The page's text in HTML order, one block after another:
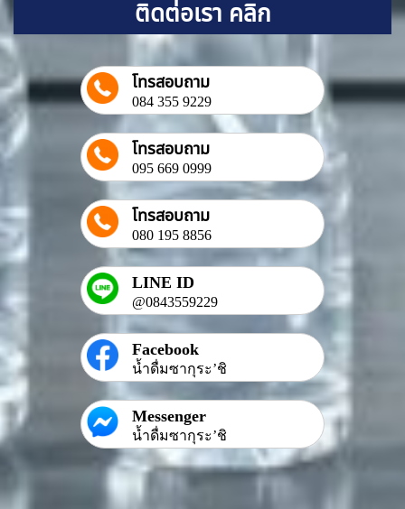
ติดต่อเรา คลิก
โทรสอบถาม
084 355 9229
โทรสอบถาม
095 669 0999
โทรสอบถาม
080 195 8856
LINE ID
@0843559229
Facebook
น้ำดื่มซากุระ’ชิ
Messenger
น้ำดื่มซากุระ’ชิ